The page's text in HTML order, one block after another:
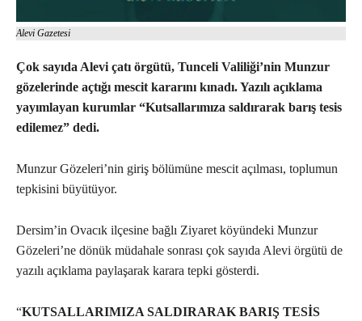
Alevi Gazetesi
Çok sayıda Alevi çatı örgütü, Tunceli Valiliği’nin Munzur
gözelerinde açtığı mescit kararını kınadı. Yazılı açıklama
yayımlayan kurumlar “Kutsallarımıza saldırarak barış tesis
edilemez” dedi.
Munzur Gözeleri’nin giriş bölümüne mescit açılması, toplumun
tepkisini büyütüyor.
Dersim’in Ovacık ilçesine bağlı Ziyaret köyündeki Munzur
Gözeleri’ne dönük müdahale sonrası çok sayıda Alevi örgütü de
yazılı açıklama paylaşarak karara tepki gösterdi.
“KUTSALLARIMIZA SALDIRARAK BARIŞ TESİS